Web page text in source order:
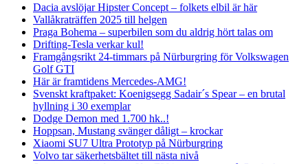
Dacia avslöjar Hipster Concept – folkets elbil är här
Vallåkraträffen 2025 till helgen
Praga Bohema – superbilen som du aldrig hört talas om
Drifting-Tesla verkar kul!
Framgångsrikt 24-timmars på Nürburgring för Volkswagen
Golf GTI
Här är framtidens Mercedes-AMG!
Svenskt kraftpaket: Koenigsegg Sadair´s Spear – en brutal
hyllning i 30 exemplar
Dodge Demon med 1.700 hk..!
Hoppsan, Mustang svänger dåligt – krockar
Xiaomi SU7 Ultra Prototyp på Nürburgring
Volvo tar säkerhetsbältet till nästa nivå